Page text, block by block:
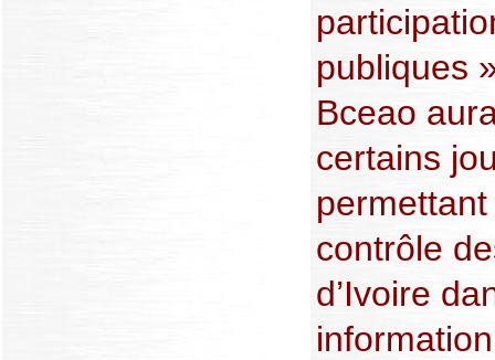
publiques
Bceao
certains
contrôle
d’Ivoire